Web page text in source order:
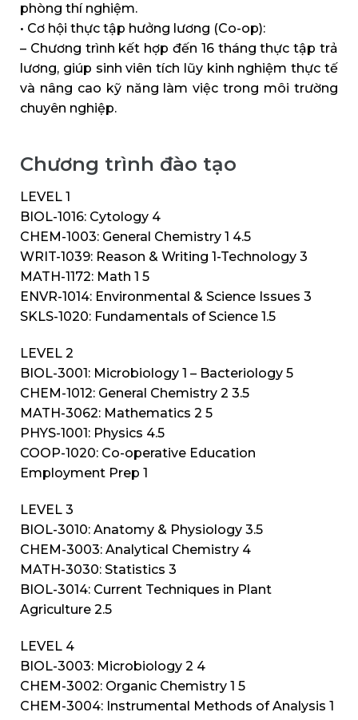
phòng thí nghiệm.
• Cơ hội thực tập hưởng lương (Co-op):
– Chương trình kết hợp đến 16 tháng thực tập trả
lương, giúp sinh viên tích lũy kinh nghiệm thực tế
và nâng cao kỹ năng làm việc trong môi trường
chuyên nghiệp.
Chương trình đào tạo
LEVEL 1
BIOL-1016: Cytology 4
CHEM-1003: General Chemistry 1 4.5
WRIT-1039: Reason & Writing 1-Technology 3
MATH-1172: Math 1 5
ENVR-1014: Environmental & Science Issues 3
SKLS-1020: Fundamentals of Science 1.5
LEVEL 2
BIOL-3001: Microbiology 1 – Bacteriology 5
CHEM-1012: General Chemistry 2 3.5
MATH-3062: Mathematics 2 5
PHYS-1001: Physics 4.5
COOP-1020: Co-operative Education
Employment Prep 1
LEVEL 3
BIOL-3010: Anatomy & Physiology 3.5
CHEM-3003: Analytical Chemistry 4
MATH-3030: Statistics 3
BIOL-3014: Current Techniques in Plant
Agriculture 2.5
LEVEL 4
BIOL-3003: Microbiology 2 4
CHEM-3002: Organic Chemistry 1 5
CHEM-3004: Instrumental Methods of Analysis 1